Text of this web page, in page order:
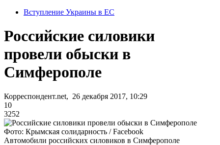
Вступление Украины в ЕС
Российские силовики
провели обыски в
Симферополе
Корреспондент.net, 26 декабря 2017, 10:29
10
3252
Фото: Крымская солидарность / Facebook
Автомобили российских силовиков в Симферополе